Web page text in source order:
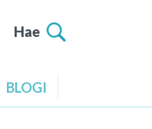
Hae
BLOGI